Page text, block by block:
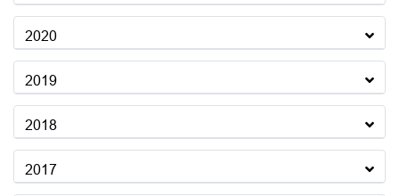
2020
2019
2018
2017